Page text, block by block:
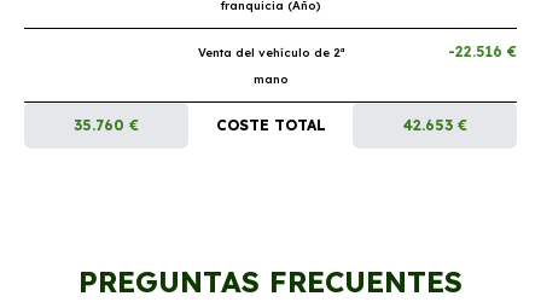
franquicia (Año)
Venta del vehículo de 2ª
mano
-22.516 €
35.760 € COSTE TOTAL 42.653 €
PREGUNTAS FRECUENTES